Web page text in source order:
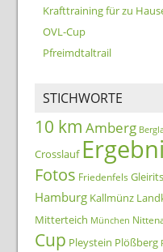
Krafttraining für zu
OVL-Cup
Pfreimdtaltrail
STICHWORTE
10 km Amberg
Crosslauf
Fotos Friedenfels
Hamburg Kallmünz
Mitterteich München
Cup Pleystein Plößberg